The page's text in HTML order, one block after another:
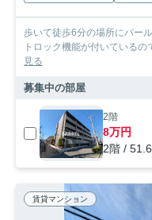
歩いて徒歩6分の場所にパー
トロック機能が付いている
見る
募集中の部屋
2階
8万円
2階 /
賃貸マンション